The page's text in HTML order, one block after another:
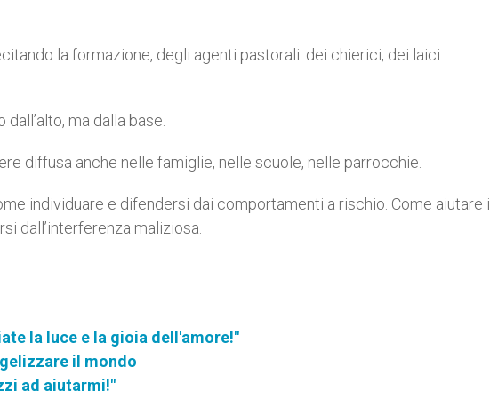
la formazione, degli agenti pastorali: dei chierici, dei laici
ma dalla base.
diffusa anche nelle famiglie, nelle scuole, nelle parrocchie.
individuare e difendersi dai comportamenti a rischio. Come aiutare i
dall’interferenza maliziosa.
la luce e la gioia dell'amore!"
il mondo
ad aiutarmi!"